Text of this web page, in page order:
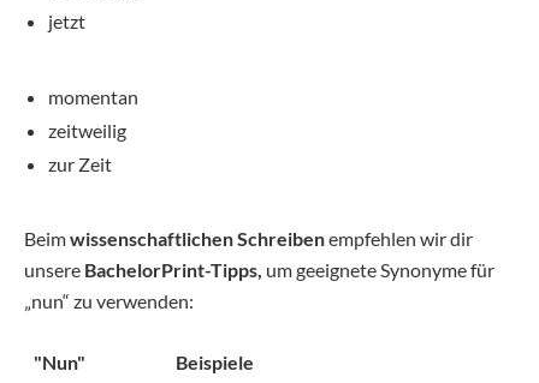
jetzt
momentan
zeitweilig
zur Zeit
Beimwissenschaftlichen Schreibenempfehlen wir dir
unsere BachelorPrint-Tipps, um geeignete Synonyme für
„nun“ zu verwenden:
"Nun"
Beispiele